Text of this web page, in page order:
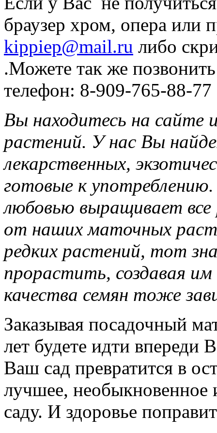
браузер хром, опера или
kippiep@mail.ru либо
.Можете так же
телефон: 8-909-765-88-77
Вы находитесь на сайте
растений. У нас Вы
лекарственных,
готовые к
любовью выращивает все
от наших маточных
редких растений, тот
прорастить, создавая
качества семян тоже
Заказывая посадочный
лет будете идти впереди
Ваш сад превратится в
лучшее,
саду. И здоровье